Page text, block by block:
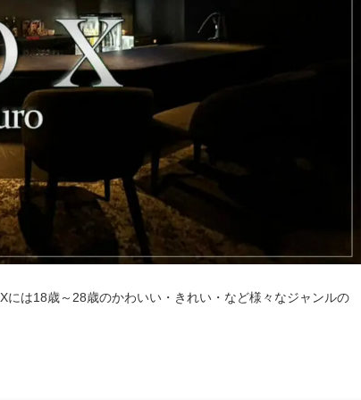
は18歳～28歳のかわいい・きれい・など様々なジャンルの